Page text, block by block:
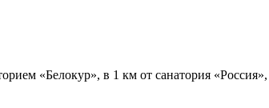
«Белокур», в 1 км от санатория